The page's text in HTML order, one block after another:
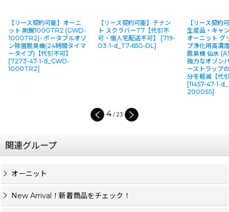
【リース契約可能】オーニ
ット 剛腕1000TR2 (GWD-
1000TR2)- ポータブルオゾ
ン除菌脱臭機(24時間タイマ
ータイプ)【代引不可】
[7273-47-1-d_GWD-
1000TR2]
【リース契約可能】テナン
ト スクラバーT7【代引不
可・個人宅配送不可】
[719-
03-1-d_T7-650-DL]
【リース契約
生産品・キャ
オーニット グ
プ浄化用高濃
脱臭機 仙水
強力なオゾン
ーストラップ
分を軽減【代
[11457-47-1-
2000SS]
4/ 23
関連グループ
オーニット
New Arrival！新着商品をチェック！